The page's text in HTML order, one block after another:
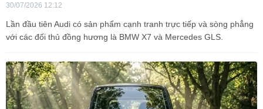
30/07/2026 12:12
Lần đầu tiên Audi có sản phẩm cạnh tranh trực tiếp và sòng phẳng
với các đối thủ đồng hương là BMW X7 và Mercedes GLS.